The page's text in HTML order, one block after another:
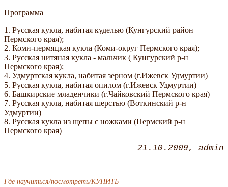
Программа
1. Русская кукла, набитая куделью (Кунгурский район
Пермского края);
2. Коми-пермяцкая кукла (Коми-округ Пермского края);
3. Русская нитяная кукла - мальчик ( Кунгурский р-н
Пермского края);
4. Удмуртская кукла, набитая зерном (г.Ижевск Удмуртии)
5. Русская кукла, набитая опилом (г.Ижевск Удмуртии)
6. Башкирские младенчики (г.Чайковский Пермского края)
7. Русская кукла, набитая шерстью (Воткинский р-н
Удмуртии)
8. Русская кукла из щепы с ножками (Пермский р-н
Пермского края)
21.10.2009 admin
Где научиться/посмотреть/КУПИТЬ